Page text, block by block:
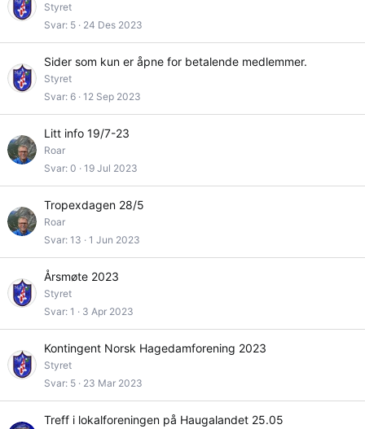
Styret
Svar 5 24 Des 2023
Sider som kun er åpne for betalende medlemmer.
Styret
Svar 6 12 Sep 2023
Litt info 19/7-23
Roar
Svar 0 19 Jul 2023
Tropexdagen 28/5
Roar
Svar 13 1 Jun 2023
Årsmøte 2023
Styret
Svar 1 3 Apr 2023
Kontingent Norsk Hagedamforening 2023
Styret
Svar 5 23 Mar 2023
Treff i lokalforeningen på Haugalandet 25.05